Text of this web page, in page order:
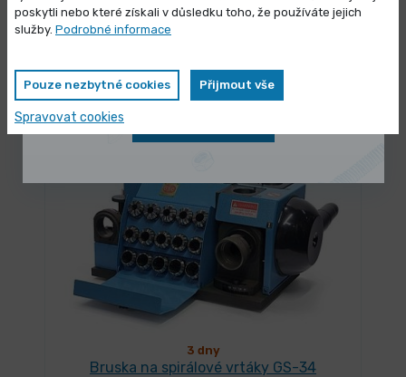
Bruska na spirálové vrtáky GS-3
27 990,00 Kč/ ks
33 867,90 Kč s DPH
Vybrat variantu
3 dny
Bruska na spirálové vrtáky GS-34
poskytli nebo které získali v důsledku toho, že používáte jejich
služby. Podrobné informace
Pouze nezbytné cookies Přijmout vše
Spravovat cookies
Vybrané produkty nyní pořídíte za